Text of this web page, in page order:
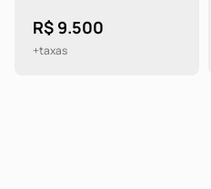
R$ 9.500
+taxas